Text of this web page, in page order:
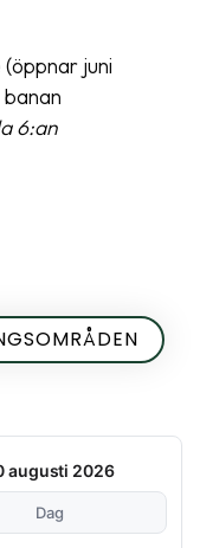
juni
6:an
augusti 2026
Dag